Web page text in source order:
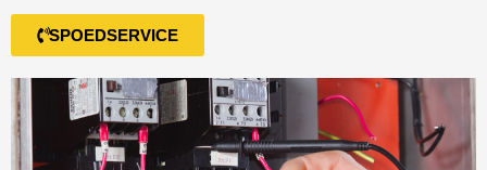
SPOEDSERVICE